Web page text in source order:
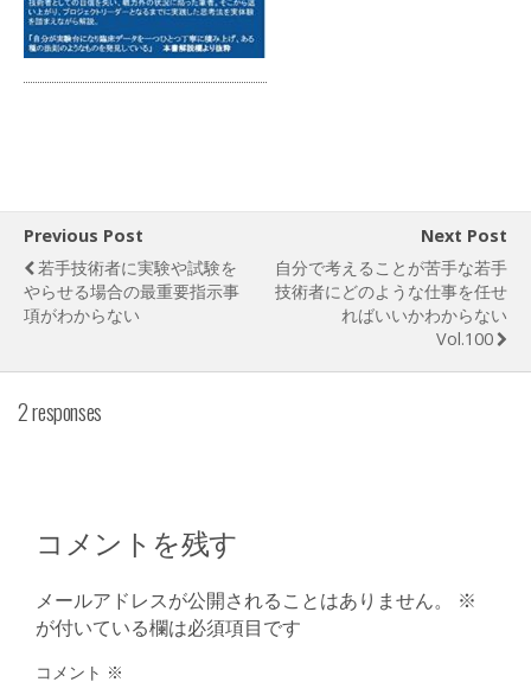
Previous Post
若手技術者に実験や試験を
やらせる場合の最重要指示事
項がわからない
Next Post
自分で考えることが苦手な若手
技術者にどのような仕事を任せ
ればいいかわからない
Vol.100
2 responses
コメントを残す
メールアドレスが公開されることはありません。
※
が付いている欄は必須項目です
コメント ※